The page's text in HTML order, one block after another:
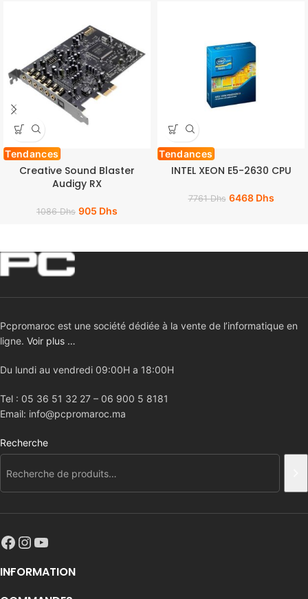
Tendances
Creative Sound Blaster
Audigy RX
1086Dhs 905 Dhs
Tendances
INTEL XEON E5-2630 CPU
7761Dhs 6468 Dhs
Pcpromaroc est une société dédiée à la vente de l’informatique en
ligne. Voir plus …
Du lundi au vendredi 09:00H a 18:00H
Tel : 05 36 51 32 27 – 06 900 5 8181
Email: info@pcpromaroc.ma
Recherche
INFORMATION